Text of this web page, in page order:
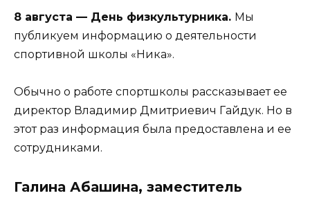
8 августа — День физкультурника. Мы
публикуем информацию о деятельности
спортивной школы «Ника».
Обычно о работе спортшколы рассказывает ее
директор Владимир Дмитриевич Гайдук. Но в
этот раз информация была предоставлена и ее
сотрудниками.
Галина Абашина, заместитель